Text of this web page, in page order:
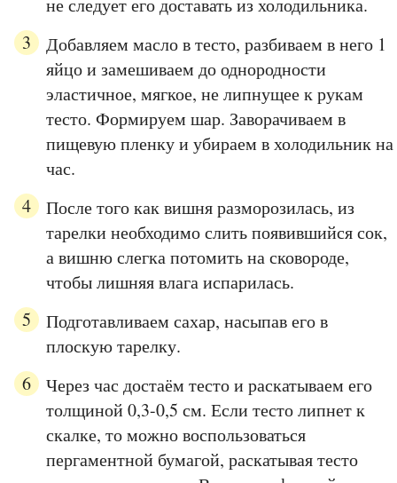
не следует его доставать из холодильника.
Добавляем масло в тесто, разбиваем в него 1
яйцо и замешиваем до однородности
эластичное, мягкое, не липнущее к рукам
тесто. Формируем шар. Заворачиваем в
пищевую пленку и убираем в холодильник на
час.
После того как вишня разморозилась, из
тарелки необходимо слить появившийся сок,
а вишню слегка потомить на сковороде,
чтобы лишняя влага испарилась.
Подготавливаем сахар, насыпав его в
плоскую тарелку.
Через час достаём тесто и раскатываем его
толщиной 0,3-0,5 см. Если тесто липнет к
скалке, то можно воспользоваться
пергаментной бумагой, раскатывая тесто